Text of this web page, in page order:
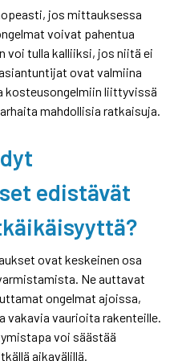
jos mittauksessa
voivat pahentua
voi tulla kalliiksi, jos niitä ei
ovat valmiina
kosteusongelmiin liittyvissä
mahdollisia ratkaisuja.
edistävät
ovat keskeinen osa
Ne auttavat
ongelmat ajoissa,
vakavia vaurioita rakenteille.
voi säästää
aikavälillä.